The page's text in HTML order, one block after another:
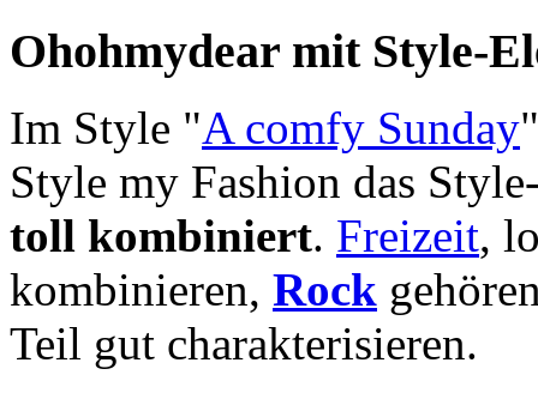
Ohohmydear mit Style-
Im Style "A comfy Sunday
Style my Fashion das
toll kombiniert. Freizeit,
kombinieren, Rock
Teil gut charakterisieren.